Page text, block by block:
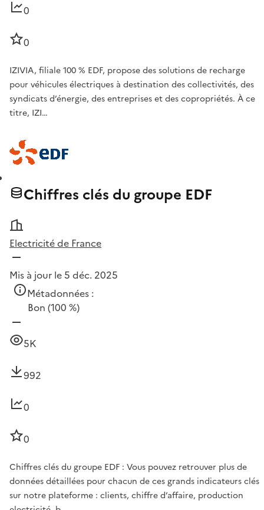
0
0
IZIVIA, filiale 100 % EDF, propose des solutions de recharge
pour véhicules électriques à destination des collectivités, des
syndicats d’énergie, des entreprises et des copropriétés. À ce
titre, IZI…
Chiffres clés du groupe EDF
Electricité de France
Mis à jour le 5 déc. 2025
Métadonnées :
Bon (100 %)
5K
992
0
0
Chiffres clés du groupe EDF : Vous pouvez retrouver plus de
données détaillées pour chacun de ces grands indicateurs clés
sur notre plateforme : clients, chiffre d’affaire, production